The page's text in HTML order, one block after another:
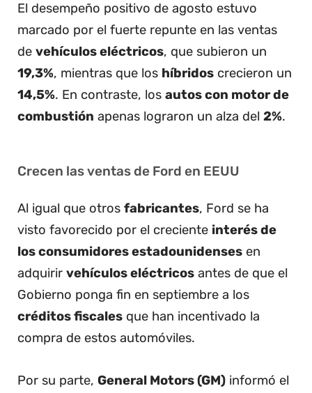
El desempeño positivo de agosto estuvo
marcado por el fuerte repunte en las ventas
de vehículos eléctricos, que subieron un
19,3%, mientras que los híbridos crecieron un
14,5%. En contraste, los autos con motor de
combustión apenas lograron un alza del 2%.
Crecen las ventas de Ford en EEUU
Al igual que otros fabricantes, Ford se ha
visto favorecido por el creciente interés de
los consumidores estadounidenses en
adquirir vehículos eléctricos antes de que el
Gobierno ponga fin en septiembre a los
créditos fiscales que han incentivado la
compra de estos automóviles.
Por su parte, General Motors (GM) informó el